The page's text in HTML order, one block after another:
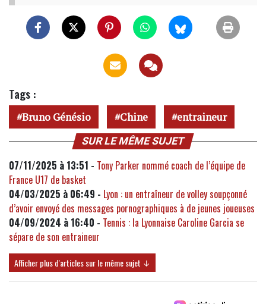
Tags :
Bruno Génésio Chine entraineur
SUR LE MÊME SUJET
07/11/2025 à 13:51 - Tony Parker nommé coach de l’équipe de
France U17 de basket
04/03/2025 à 06:49 - Lyon : un entraîneur de volley soupçonné
d’avoir envoyé des messages pornographiques à de jeunes joueuses
04/09/2024 à 16:40 - Tennis : la Lyonnaise Caroline Garcia se
sépare de son entraineur
Afficher plus d'articles sur le même sujet ↓